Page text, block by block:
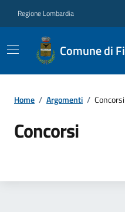
Regione Lombardia
Comune di
Home / Argomenti / Concorsi
Concorsi